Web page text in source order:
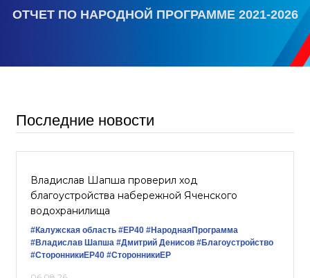
ОТЧЕТ ПО НАРОДНОЙ ПРОГРАММЕ 2021-2026
Последние новости
Владислав Шапша проверил ход
благоустройства набережной Яченского
водохранилища
#Калужская область #ЕР40 #НароднаяПрограмма
#Владислав Шапша #Дмитрий Денисов #Благоустройство
#СторонникиЕР40 #СторонникиЕР